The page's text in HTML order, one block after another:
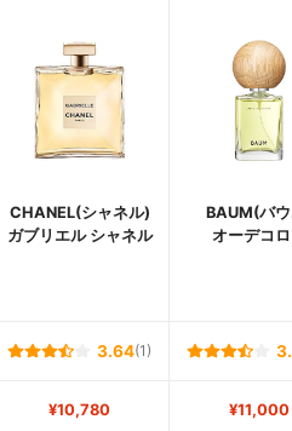
CHANEL(シャネル)
ガブリエル シャネル
BAUM(バ
オーデコ
3.64(1)
¥10,780 ¥11,000